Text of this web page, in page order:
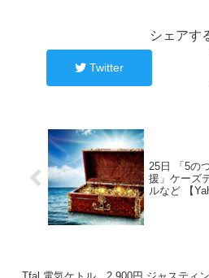
シェアす
Twitter
25日 「5の
援」ケーズ
ルなど 【